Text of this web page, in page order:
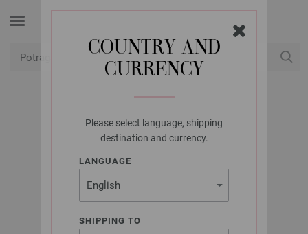
COUNTRY AND
CURRENCY
Please select language, shipping
destination and currency.
LANGUAGE
SHIPPING TO
LANA GROSSA
UNION KNOPF
453735/23MM